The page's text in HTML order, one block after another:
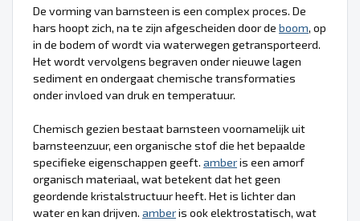
De vorming van barnsteen is een complex proces. De
hars hoopt zich, na te zijn afgescheiden door de boom, op
in de bodem of wordt via waterwegen getransporteerd.
Het wordt vervolgens begraven onder nieuwe lagen
sediment en ondergaat chemische transformaties
onder invloed van druk en temperatuur.
Chemisch gezien bestaat barnsteen voornamelijk uit
barnsteenzuur, een organische stof die het bepaalde
specifieke eigenschappen geeft. amberis een amorf
organisch materiaal, wat betekent dat het geen
geordende kristalstructuur heeft. Het is lichter dan
water en kan drijven. amberis ook elektrostatisch, wat